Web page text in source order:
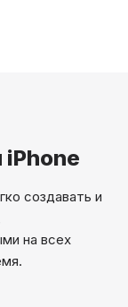
iPhone
создавать и
на всех